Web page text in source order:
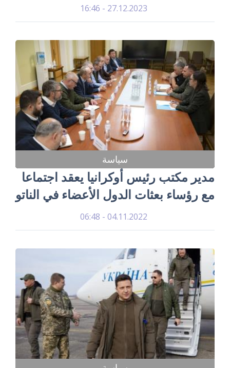
27.12.2023 - 16:46
سياسة
مدير مكتب رئيس أوكرانيا يعقد اجتماعا
مع رؤساء بعثات الدول الأعضاء في الناتو
04.11.2022 - 06:48